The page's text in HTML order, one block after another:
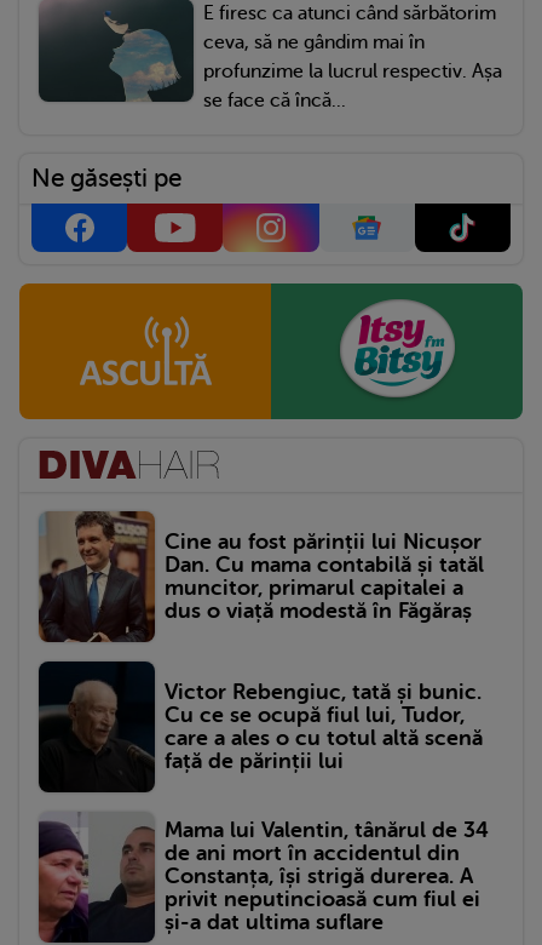
E firesc ca atunci când sărbătorim
ceva, să ne gândim mai în
profunzime la lucrul respectiv. Așa
se face că încă...
Ne găsești pe
Cine au fost părinții lui Nicușor
Dan. Cu mama contabilă și tatăl
muncitor, primarul capitalei a
dus o viață modestă în Făgăraș
Victor Rebengiuc, tată și bunic.
Cu ce se ocupă fiul lui, Tudor,
care a ales o cu totul altă scenă
față de părinții lui
Mama lui Valentin, tânărul de 34
de ani mort în accidentul din
Constanța, își strigă durerea. A
privit neputincioasă cum fiul ei
și-a dat ultima suflare